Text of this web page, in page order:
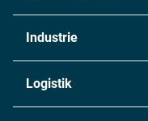
Industrie
Logistik